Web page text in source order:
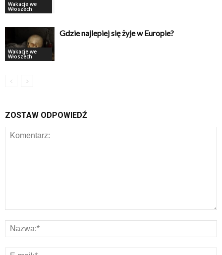
Wakacje we
Włoszech
Wakacje we
Włoszech
Gdzie najlepiej się żyje w Europie?
ZOSTAW ODPOWIEDŹ